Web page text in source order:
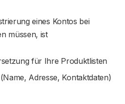
eines Kontos bei
müssen, ist
für Ihre Produktlisten
Adresse, Kontaktdaten)